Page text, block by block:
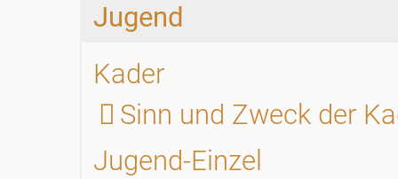
Jugend
Kader
Sinn und Zweck der
Jugend-Einzel